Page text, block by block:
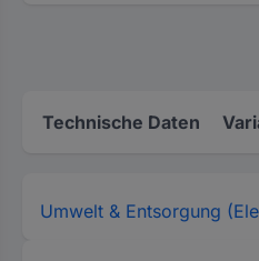
Technische Daten
Umwelt & Entsorgung